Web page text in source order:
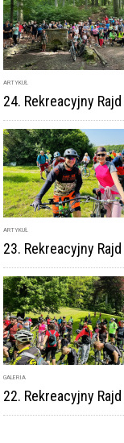
ARTYKUŁ
24. Rekreacyjny
ARTYKUŁ
23. Rekreacyjny
GALERIA
22. Rekreacyjny